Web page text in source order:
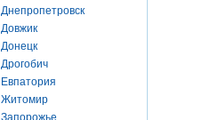
Днепропетровск
Довжик
Донецк
Дрогобич
Евпатория
Житомир
Запорожье